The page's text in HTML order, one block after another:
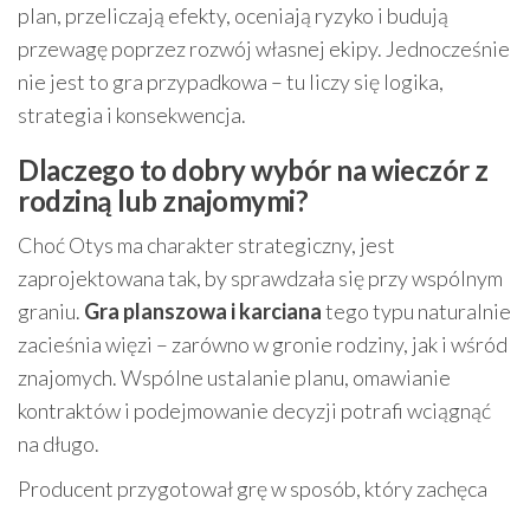
plan, przeliczają efekty, oceniają ryzyko i budują
przewagę poprzez rozwój własnej ekipy. Jednocześnie
nie jest to gra przypadkowa – tu liczy się logika,
strategia i konsekwencja.
Dlaczego to dobry wybór na wieczór z
rodziną lub znajomymi?
Choć Otys ma charakter strategiczny, jest
zaprojektowana tak, by sprawdzała się przy wspólnym
graniu. Gra planszowa i karcianatego typu naturalnie
zacieśnia więzi – zarówno w gronie rodziny, jak i wśród
znajomych. Wspólne ustalanie planu, omawianie
kontraktów i podejmowanie decyzji potrafi wciągnąć
na długo.
Producent przygotował grę w sposób, który zachęca